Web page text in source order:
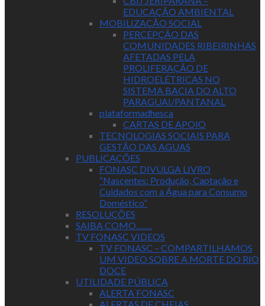
EDUCAÇÃO AMBIENTAL
MOBILIZAÇÃO SOCIAL
PERCEPÇÃO DAS
COMUNIDADES RIBEIRINHAS
AFETADAS PELA
PROLIFERAÇÃO DE
HIDROELÉTRICAS NO
SISTEMA BACIA DO ALTO
PARAGUAI/PANTANAL
plataformadhesca
CARTAS DE APOIO
TECNOLOGIAS SOCIAIS PARA
GESTÃO DAS AGUAS
PUBLICAÇÕES
FONASC DIVULGA LIVRO
“Nascentes: Produção, Captação e
Cuidados com a Água para Consumo
Doméstico”
RESOLUÇÕES
SAIBA COMO…….
TV FONASC VIDEOS
TV FONASC – COMPARTILHAMOS
UM VIDEO SOBRE A MORTE DO RIO
DOCE
UTILIDADE PÚBLICA
ALERTA FONASC